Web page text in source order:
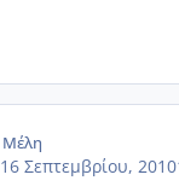
Μέλη
16 Σεπτεμβρίου, 2010